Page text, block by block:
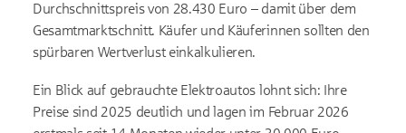
Durchschnittspreis von 28.430 Euro – damit über dem
Gesamtmarktschnitt. Käufer und Käuferinnen sollten den
spürbaren Wertverlust einkalkulieren.
Ein Blick auf gebrauchte Elektroautos lohnt sich: Ihre
Preise sind 2025 deutlich und lagen im Februar 2026